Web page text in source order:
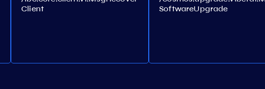
Client
SoftwareUpgrade